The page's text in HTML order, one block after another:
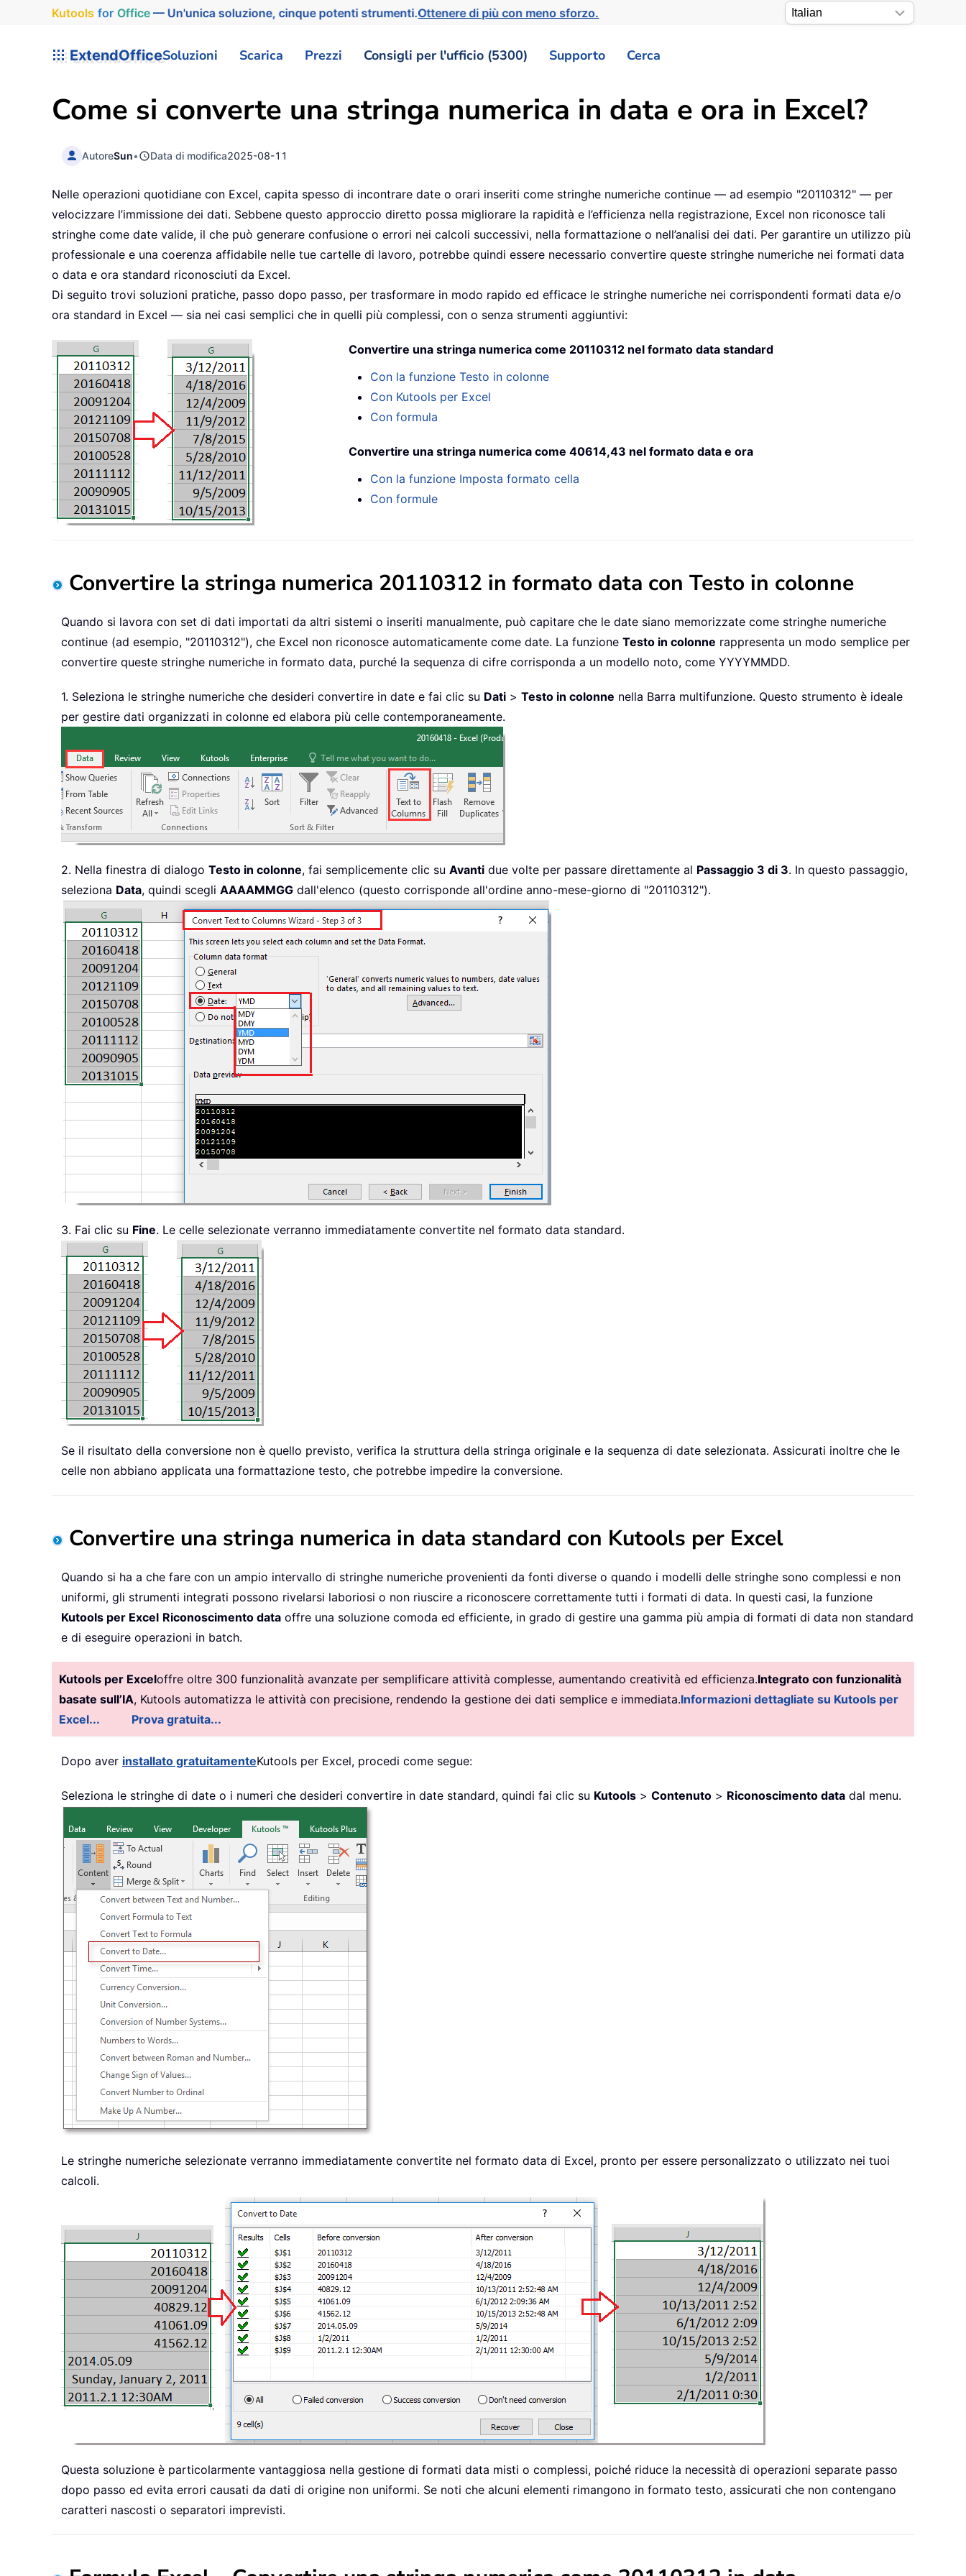
Kutools for Office— Un'unica soluzione, cinque potenti strumenti.Ottenere di più con meno sforzo.
ExtendOfficeSoluzioni Scarica Prezzi Consigli per l'ufficio (5300) Supporto Cerca
Come si converte una stringa numerica in data e ora in Excel?
AutoreSun• Data di modifica2025-08-11
Nelle operazioni quotidiane con Excel, capita spesso di incontrare date o orari inseriti come stringhe numeriche continue — ad esempio "20110312" — per
velocizzare l’immissione dei dati. Sebbene questo approccio diretto possa migliorare la rapidità e l’efficienza nella registrazione, Excel non riconosce tali
stringhe come date valide, il che può generare confusione o errori nei calcoli successivi, nella formattazione o nell’analisi dei dati. Per garantire un utilizzo più
professionale e una coerenza affidabile nelle tue cartelle di lavoro, potrebbe quindi essere necessario convertire queste stringhe numeriche nei formati data
o data e ora standard riconosciuti da Excel.
Di seguito trovi soluzioni pratiche, passo dopo passo, per trasformare in modo rapido ed efficace le stringhe numeriche nei corrispondenti formati data e/o
ora standard in Excel — sia nei casi semplici che in quelli più complessi, con o senza strumenti aggiuntivi:
Convertire una stringa numerica come 20110312 nel formato data standard
Con la funzione Testo in colonne
Con Kutools per Excel
Con formula
Convertire una stringa numerica come 40614,43 nel formato data e ora
Con la funzione Imposta formato cella
Con formule
Convertire la stringa numerica 20110312 in formato data con Testo in colonne
Quando si lavora con set di dati importati da altri sistemi o inseriti manualmente, può capitare che le date siano memorizzate come stringhe numeriche
continue (ad esempio, "20110312"), che Excel non riconosce automaticamente come date. La funzione Testo in colonne rappresenta un modo semplice per
convertire queste stringhe numeriche in formato data, purché la sequenza di cifre corrisponda a un modello noto, come YYYYMMDD.
1. Seleziona le stringhe numeriche che desideri convertire in date e fai clic su Dati > Testo in colonne nella Barra multifunzione. Questo strumento è ideale
per gestire dati organizzati in colonne ed elabora più celle contemporaneamente.
2. Nella finestra di dialogo Testo in colonne, fai semplicemente clic su Avanti due volte per passare direttamente al Passaggio 3 di 3. In questo passaggio,
seleziona Data, quindi scegli AAAAMMGG dall'elenco (questo corrisponde all'ordine anno-mese-giorno di "20110312").
3. Fai clic su Fine. Le celle selezionate verranno immediatamente convertite nel formato data standard.
Se il risultato della conversione non è quello previsto, verifica la struttura della stringa originale e la sequenza di date selezionata. Assicurati inoltre che le
celle non abbiano applicata una formattazione testo, che potrebbe impedire la conversione.
Convertire una stringa numerica in data standard con Kutools per Excel
Quando si ha a che fare con un ampio intervallo di stringhe numeriche provenienti da fonti diverse o quando i modelli delle stringhe sono complessi e non
uniformi, gli strumenti integrati possono rivelarsi laboriosi o non riuscire a riconoscere correttamente tutti i formati di data. In questi casi, la funzione
Kutools per Excel Riconoscimento data offre una soluzione comoda ed efficiente, in grado di gestire una gamma più ampia di formati di data non standard
e di eseguire operazioni in batch.
Kutools per Exceloffre oltre 300 funzionalità avanzate per semplificare attività complesse, aumentando creatività ed efficienza.Integrato con funzionalità
basate sull’IA, Kutools automatizza le attività con precisione, rendendo la gestione dei dati semplice e immediata.Informazioni dettagliate su Kutools per
Excel...
Prova gratuita...
Dopo aver installato gratuitamenteKutools per Excel, procedi come segue:
Seleziona le stringhe di date o i numeri che desideri convertire in date standard, quindi fai clic su Kutools > Contenuto > Riconoscimento data dal menu.
Le stringhe numeriche selezionate verranno immediatamente convertite nel formato data di Excel, pronto per essere personalizzato o utilizzato nei tuoi
calcoli.
Questa soluzione è particolarmente vantaggiosa nella gestione di formati data misti o complessi, poiché riduce la necessità di operazioni separate passo
dopo passo ed evita errori causati da dati di origine non uniformi. Se noti che alcuni elementi rimangono in formato testo, assicurati che non contengano
caratteri nascosti o separatori imprevisti.